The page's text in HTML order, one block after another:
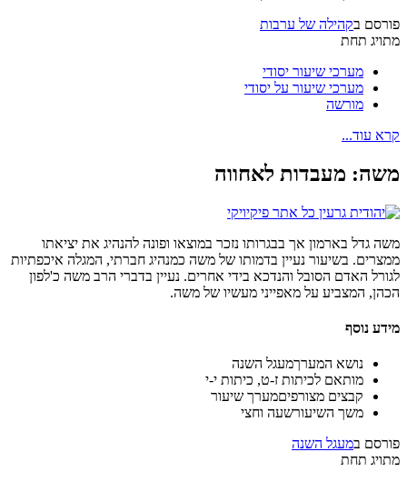
פורסם בקהילה של ערבות
מתויג תחת
מערכי שיעור יסודי
מערכי שיעור על יסודי
מורשה
קרא עוד...
משה: מעבדות לאחווה
משה גדל בארמון אך בבגרותו נזכר במוצאו ופונה להנהיג את יציאתו
ממצרים. בשיעור נעיין בדמותו של משה כמנהיג חברתי, המגלה איכפתיות
לגורל האדם הסובל והנדכא בידי אחרים. נעיין בדברי הרב משה כ'לפון
הכהן, המצביע על מאפייני מעשיו של משה.
מידע נוסף
נושא המערךמעגל השנה
מותאם לכיתות ז-ט, כיתות י-י
קבצים מצורפיםמערך שיעור
משך השיעורשעה וחצי
פורסם במעגל השנה
מתויג תחת